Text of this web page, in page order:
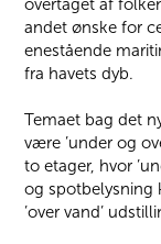
overtaget af
andet ønske for
enestående
fra havets dyb.
Temaet bag det
være ’under og
to etager, hvor
og spotbelysning
’over vand’